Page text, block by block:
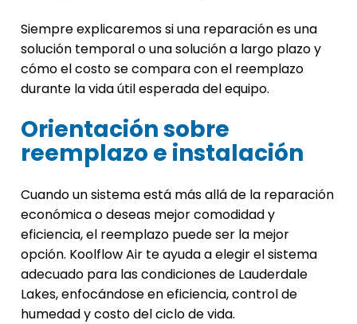
Siempre explicaremos si una reparación es una
solución temporal o una solución a largo plazo y
cómo el costo se compara con el reemplazo
durante la vida útil esperada del equipo.
Orientación sobre
reemplazo e instalación
Cuando un sistema está más allá de la reparación
económica o deseas mejor comodidad y
eficiencia, el reemplazo puede ser la mejor
opción. Koolflow Air te ayuda a elegir el sistema
adecuado para las condiciones de Lauderdale
Lakes, enfocándose en eficiencia, control de
humedad y costo del ciclo de vida.